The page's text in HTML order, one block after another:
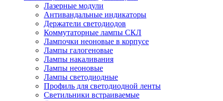
Лазерные модули
Антивандальные индикаторы
Держатели светодиодов
Коммутаторные лампы СКЛ
Лампочки неоновые в корпусе
Лампы галогеновые
Лампы накаливания
Лампы неоновые
Лампы светодиодные
Профиль для светодиодной ленты
Светильники встраиваемые